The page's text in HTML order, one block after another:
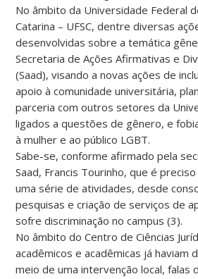
No âmbito da Universidade Federal
Catarina – UFSC, dentre diversas
desenvolvidas sobre a temática
Secretaria de Ações Afirmativas e
(Saad), visando a novas ações de
apoio à comunidade universitária,
parceria com outros setores da
ligados a questões de gênero, e
à mulher e ao público LGBT.
Sabe-se, conforme afirmado pela
Saad, Francis Tourinho, que é
uma série de atividades, desde
pesquisas e criação de serviços de
sofre discriminação no campus (3).
No âmbito do Centro de Ciências
acadêmicos e acadêmicas já haviam
meio de uma intervenção local, falas